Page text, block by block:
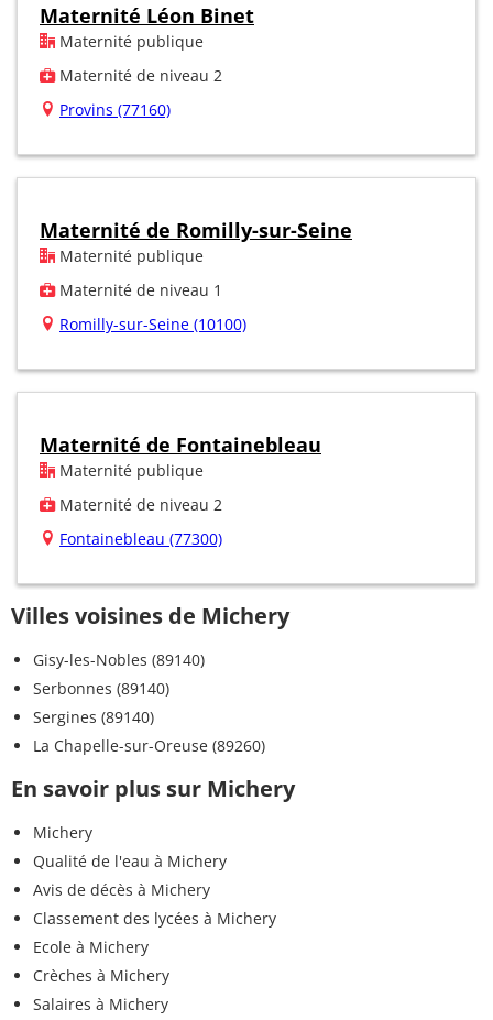
Maternité Léon Binet
Maternité publique
Maternité de niveau 2
Provins (77160)
Maternité de Romilly-sur-Seine
Maternité publique
Maternité de niveau 1
Romilly-sur-Seine (10100)
Maternité de Fontainebleau
Maternité publique
Maternité de niveau 2
Fontainebleau (77300)
Villes voisines de Michery
Gisy-les-Nobles (89140)
Serbonnes (89140)
Sergines (89140)
La Chapelle-sur-Oreuse (89260)
En savoir plus sur Michery
Michery
Qualité de l'eau à Michery
Avis de décès à Michery
Classement des lycées à Michery
Ecole à Michery
Crèches à Michery
Salaires à Michery